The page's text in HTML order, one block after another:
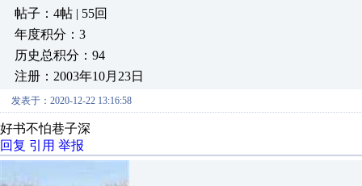
帖子：4帖 | 55回
年度积分：3
历史总积分：94
注册：2003年10月23日
发表于：2020-12-22 13:16:58
好书不怕巷子深
回复 引用 举报